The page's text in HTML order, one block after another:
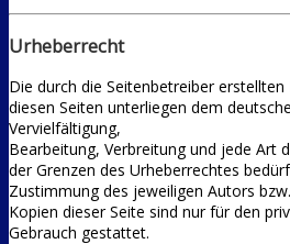
Urheberrecht
Die durch die Seitenbetreiber
diesen Seiten unterliegen dem
Vervielfältigung,
Bearbeitung, Verbreitung und jede Art
der Grenzen des Urheberrechtes
Zustimmung des jeweiligen Autors
Kopien dieser Seite sind nur für den
Gebrauch gestattet.